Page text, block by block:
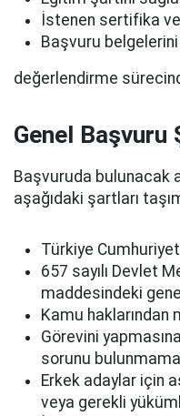
İstenen sertifika
Başvuru
değerlendirme
Genel Başvuru
Başvuruda bulunacak
aşağıdaki şartları
Türkiye
657 sayılı Devlet
maddesindeki
Kamu
Görevini
sorunu
Erkek adaylar için
veya gerekli